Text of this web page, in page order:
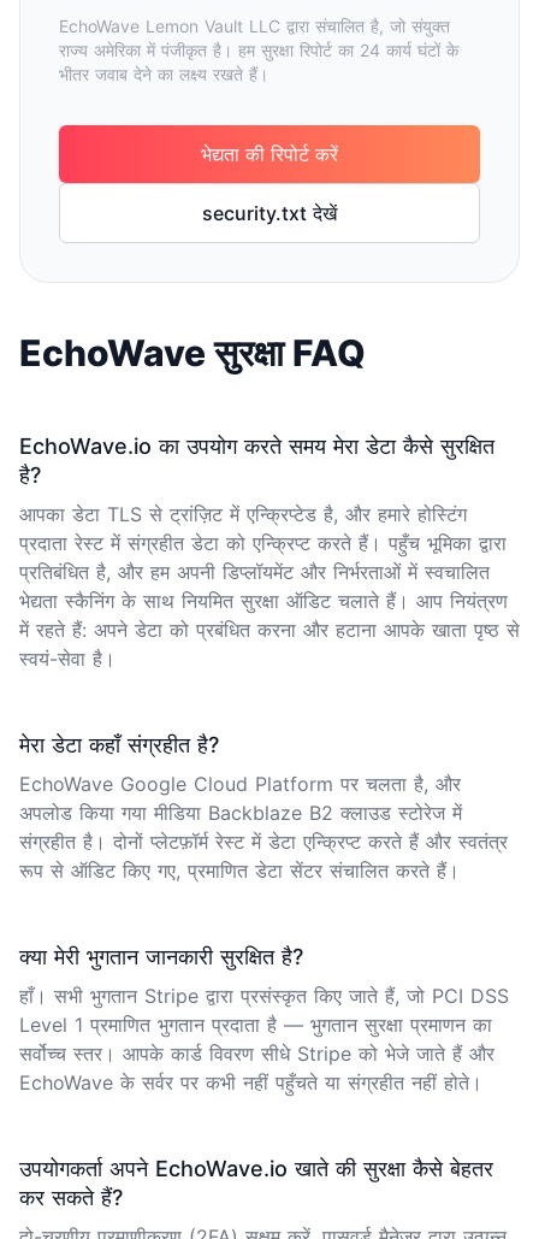
EchoWave Lemon Vault LLC द्वारा संचालित है, जो संयुक्त
राज्य अमेरिका में पंजीकृत है। हम सुरक्षा रिपोर्ट का 24 कार्य घंटों के
भीतर जवाब देने का लक्ष्य रखते हैं।
भेद्यता की रिपोर्ट करें
security.txt देखें
EchoWave सुरक्षा FAQ
EchoWave.io का उपयोग करते समय मेरा डेटा कैसे सुरक्षित
है?
आपका डेटा TLS से ट्रांज़िट में एन्क्रिप्टेड है, और हमारे होस्टिंग
प्रदाता रेस्ट में संग्रहीत डेटा को एन्क्रिप्ट करते हैं। पहुँच भूमिका द्वारा
प्रतिबंधित है, और हम अपनी डिप्लॉयमेंट और निर्भरताओं में स्वचालित
भेद्यता स्कैनिंग के साथ नियमित सुरक्षा ऑडिट चलाते हैं। आप नियंत्रण
में रहते हैं: अपने डेटा को प्रबंधित करना और हटाना आपके खाता पृष्ठ से
स्वयं-सेवा है।
मेरा डेटा कहाँ संग्रहीत है?
EchoWave Google Cloud Platform पर चलता है, और
अपलोड किया गया मीडिया Backblaze B2 क्लाउड स्टोरेज में
संग्रहीत है। दोनों प्लेटफ़ॉर्म रेस्ट में डेटा एन्क्रिप्ट करते हैं और स्वतंत्र
रूप से ऑडिट किए गए, प्रमाणित डेटा सेंटर संचालित करते हैं।
क्या मेरी भुगतान जानकारी सुरक्षित है?
हाँ। सभी भुगतान Stripe द्वारा प्रसंस्कृत किए जाते हैं, जो PCI DSS
Level 1 प्रमाणित भुगतान प्रदाता है — भुगतान सुरक्षा प्रमाणन का
सर्वोच्च स्तर। आपके कार्ड विवरण सीधे Stripe को भेजे जाते हैं और
EchoWave के सर्वर पर कभी नहीं पहुँचते या संग्रहीत नहीं होते।
उपयोगकर्ता अपने EchoWave.io खाते की सुरक्षा कैसे बेहतर
कर सकते हैं?